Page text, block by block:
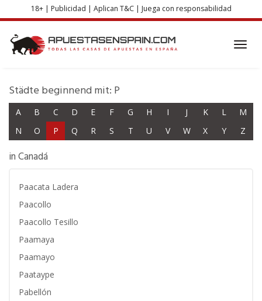
to
content
18+ | Publicidad | Aplican T&C | Juega con responsabilidad
Städte beginnend mit: P
A B C D E F G H I J K L
M
N
O P Q R S T U V W X Y Z
in Canadá
Paacata Ladera
Paacollo
Paacollo Tesillo
Paamaya
Paamayo
Paataype
Pabellón